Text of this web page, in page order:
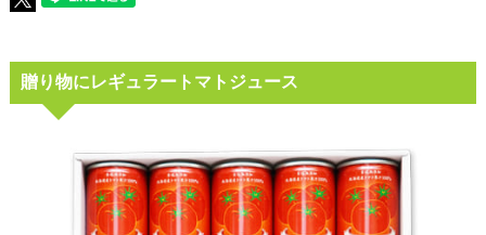
贈り物にレギュラートマトジュース